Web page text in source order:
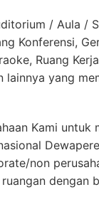
/ Aula /
Konferensi,
Ruang
lainnya yang
Kami untuk
non
dengan